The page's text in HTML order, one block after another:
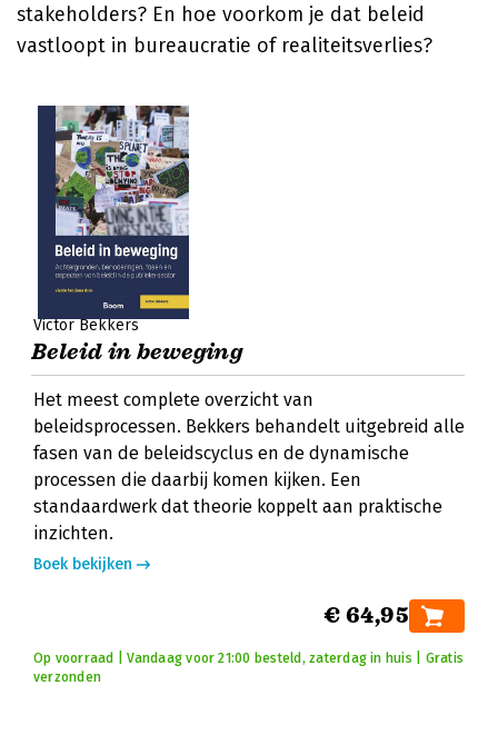
stakeholders? En hoe voorkom je dat beleid
vastloopt in bureaucratie of realiteitsverlies?
Victor Bekkers
Beleid in beweging
Het meest complete overzicht van
beleidsprocessen. Bekkers behandelt uitgebreid alle
fasen van de beleidscyclus en de dynamische
processen die daarbij komen kijken. Een
standaardwerk dat theorie koppelt aan praktische
inzichten.
Boek bekijken
€ 64,95
Op voorraad | Vandaag voor 21:00 besteld, zaterdag in huis | Gratis
verzonden